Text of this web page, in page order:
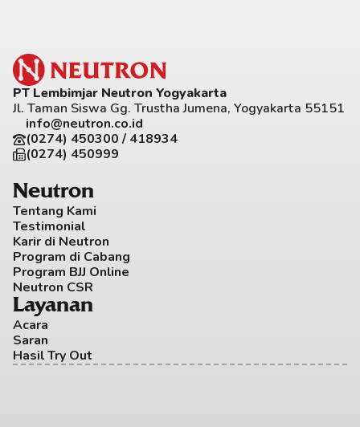
PT Lembimjar Neutron Yogyakarta
Jl. Taman Siswa Gg. Trustha Jumena, Yogyakarta 55151
info@neutron.co.id
(0274) 450300 / 418934
(0274) 450999
Neutron
Tentang Kami
Testimonial
Karir di Neutron
Program di Cabang
Program BJJ Online
Neutron CSR
Layanan
Acara
Saran
Hasil Try Out